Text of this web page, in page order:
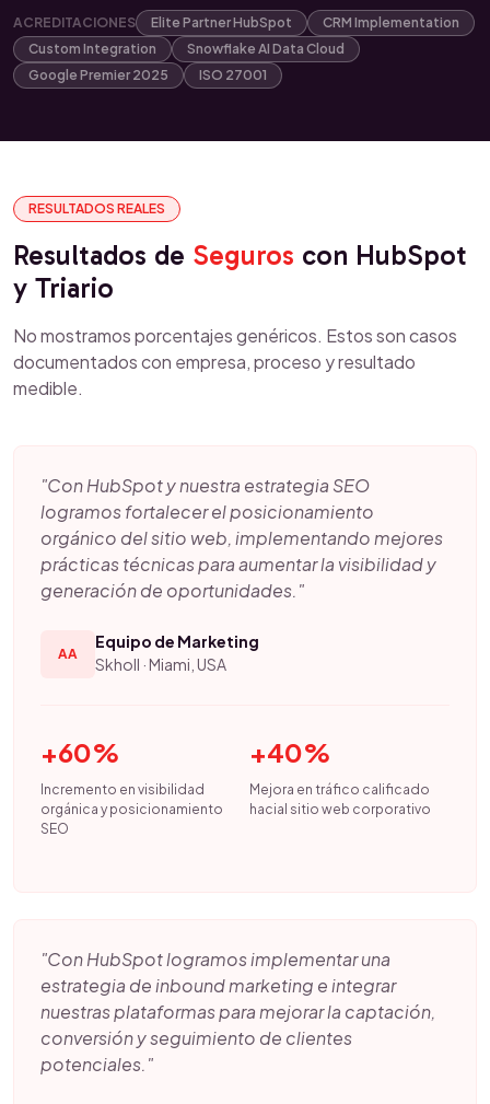
ACREDITACIONES Elite Partner HubSpot
CRM Implementation
Custom Integration
Snowflake AI Data Cloud
Google Premier 2025
ISO 27001
RESULTADOS REALES
Resultados de Seguros con HubSpot
y Triario
No mostramos porcentajes genéricos. Estos son casos
documentados con empresa, proceso y resultado
medible.
"Con HubSpot y nuestra estrategia SEO
logramos fortalecer el posicionamiento
orgánico del sitio web, implementando mejores
prácticas técnicas para aumentar la visibilidad y
generación de oportunidades."
AA
Equipo de Marketing
Skholl · Miami, USA
+60%
Incremento en visibilidad
orgánica y posicionamiento
SEO
+40%
Mejora en tráfico calificado
hacial sitio web corporativo
"Con HubSpot logramos implementar una
estrategia de inbound marketing e integrar
nuestras plataformas para mejorar la captación,
conversión y seguimiento de clientes
potenciales."